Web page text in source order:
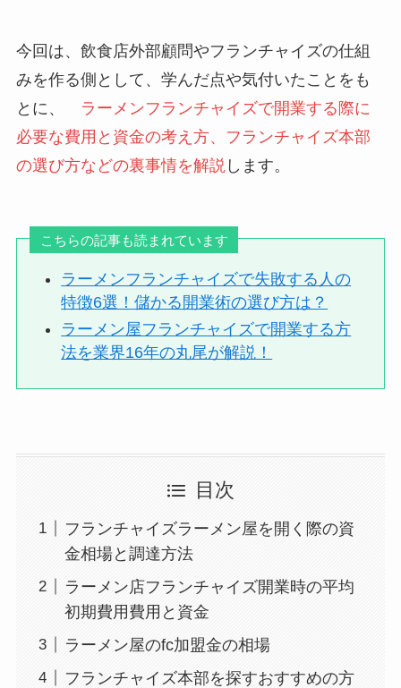
今回は、飲食店外部顧問やフランチャイズの仕組
みを作る側として、学んだ点や気付いたことをも
とに、
ラーメンフランチャイズで開業する際に
必要な費用と資金の考え方、フランチャイズ本部
の選び方などの裏事情を解説 します。
こちらの記事も読まれています
ラーメンフランチャイズで失敗する人の
特徴6選！儲かる開業術の選び方は？
ラーメン屋フランチャイズで開業する方
法を業界16年の丸尾が解説！
目次
フランチャイズラーメン屋を開く際の資
金相場と調達方法
ラーメン店フランチャイズ開業時の平均
初期費用費用と資金
ラーメン屋のfc加盟金の相場
フランチャイズ本部を探すおすすめの方